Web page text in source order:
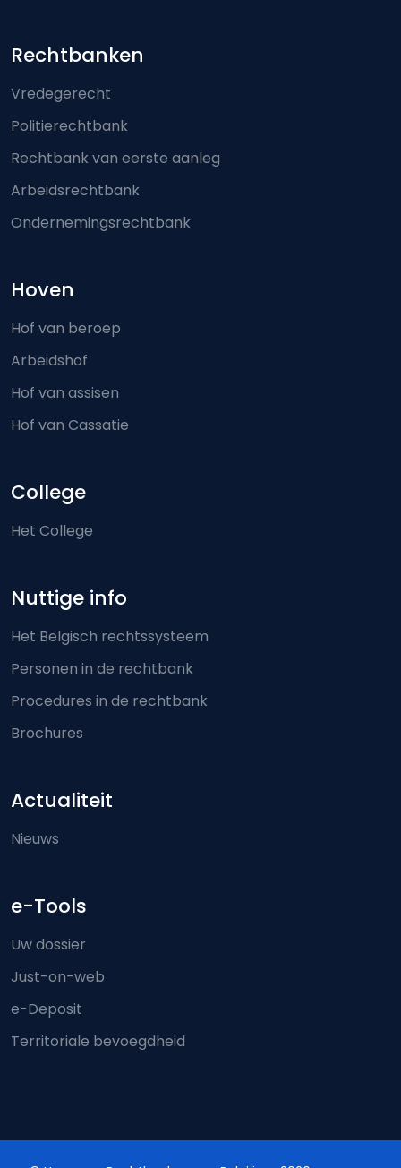
Footer-menu
Rechtbanken
Vredegerecht
Politierechtbank
Rechtbank van eerste aanleg
Arbeidsrechtbank
Ondernemingsrechtbank
Hoven
Hof van beroep
Arbeidshof
Hof van assisen
Hof van Cassatie
College
Het College
Nuttige info
Het Belgisch rechtssysteem
Personen in de rechtbank
Procedures in de rechtbank
Brochures
Actualiteit
Nieuws
e-Tools
Uw dossier
Just-on-web
e-Deposit
Territoriale bevoegdheid